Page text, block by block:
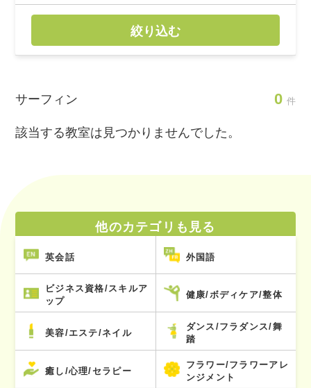
絞り込む
サーフィン 0 件
該当する教室は見つかりませんでした。
他のカテゴリも見る
英会話 外国語
ビジネス資格/スキルア
ップ
健康/ボディケア/整体
美容/エステ/ネイル
ダンス/フラダンス/舞
踏
癒し/心理/セラピー
フラワー/フラワーアレ
ンジメント